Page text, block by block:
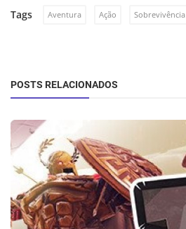
Tags Aventura Ação Sobrevivência
POSTS RELACIONADOS